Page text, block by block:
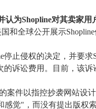
认为Shopline对其卖家用
和全球公开展示Shopline
停止侵权的决定，并要
诉讼费用。目前，该诉
案件以指控抄袭网站设
觉"，而没有提出版权